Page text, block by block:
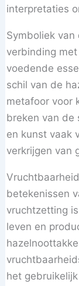
interpretaties
Symboliek
verbinding
voedende
schil van de
metafoor voor
breken van de
en kunst vaak
verkrijgen van
betekenissen
vruchtzetting
leven en
het